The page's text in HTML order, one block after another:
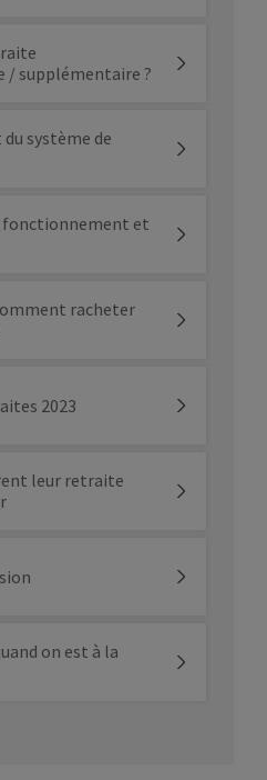
/ supplémentaire ?
système de
fonctionnement et
racheter
2023
leur retraite
on est à la